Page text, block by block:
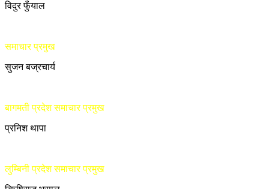
विदुर फुँयाल
समाचार प्रमुख
सुजन बज्रचार्य
बागमती प्रदेश समाचार प्रमुख
प्रनिश थापा
लुम्बिनी प्रदेश समाचार प्रमुख